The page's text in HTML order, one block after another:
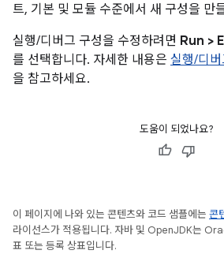
트, 기본 및 모듈 수준에서 새 구성을 만
실행/디버그 구성을 수정하려면 Run >
를 선택합니다. 자세한 내용은 실행/디
을 참고하세요.
도움이 되었나요?
이 페이지에 나와 있는 콘텐츠와 코드 샘플에는 콘
라이선스가 적용됩니다. 자바 및 OpenJDK는
표 또는 등록 상표입니다.